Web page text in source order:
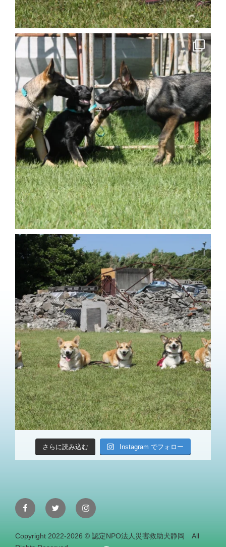
さらに読み込む Instagram でフォロー
FacebookTwitter Instagram
Copyright 2022-2026 © 認定NPO法人災害救助犬静岡 All